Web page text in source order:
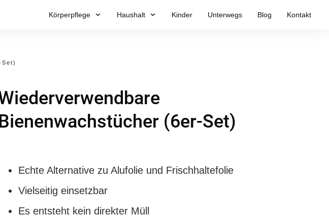
Körperpflege Haushalt Kinder Unterwegs Blog Kontakt
(6er-Set)
Echte Alternative zu Alufolie und Frischhaltefolie
Vielseitig einsetzbar
Es entsteht kein direkter Müll